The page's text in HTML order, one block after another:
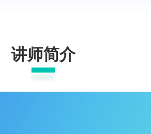
讲师简介